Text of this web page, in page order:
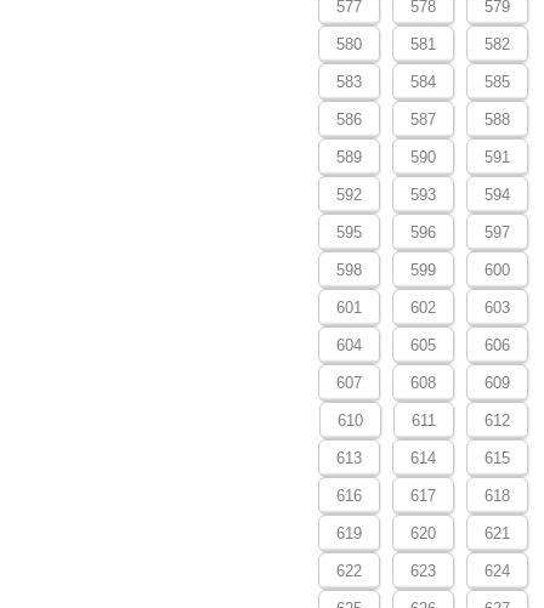
577 578 579
580 581 582
583 584 585
586 587 588
589 590 591
592 593 594
595 596 597
598 599 600
601 602 603
604 605 606
607 608 609
610 611 612
613 614 615
616 617 618
619 620 621
622 623 624